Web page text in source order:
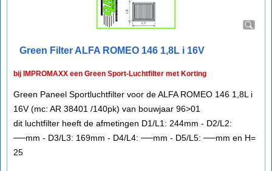
Green Filter ALFA ROMEO 146 1,8L i 16V
bij IMPROMAXX een Green Sport-Luchtfilter met Korting
Green Paneel Sportluchtfilter voor de ALFA ROMEO 146 1,8L i
16V (mc: AR 38401 /140pk) van bouwjaar 96>01
dit luchtfilter heeft de afmetingen D1/L1: 244mm - D2/L2:
──mm - D3/L3: 169mm - D4/L4: ──mm - D5/L5: ──mm en H=
25